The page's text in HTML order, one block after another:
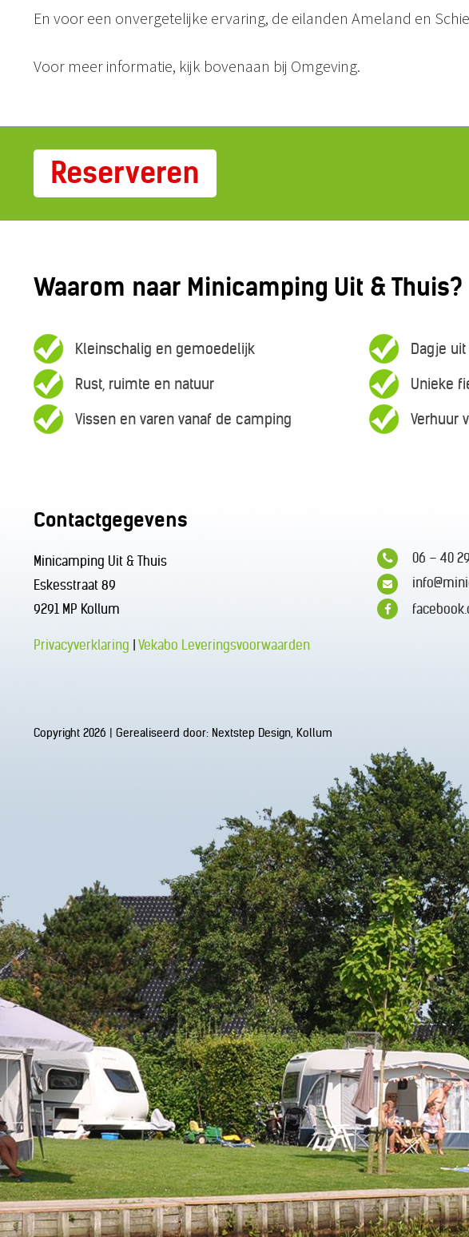
En voor een onvergetelijke ervaring, de eilanden Ameland en
Voor meer informatie, kijk bovenaan bij Omgeving.
Reserveren
Waarom naar Minicamping Uit & Thuis?
Kleinschalig en gemoedelijk Dagje
Rust, ruimte en natuur
Unieke
Vissen en varen vanaf de camping
Verhuur
Contactgegevens
Minicamping Uit & Thuis
Eskesstraat 89
9291 MP Kollum
Privacyverklaring Vekabo Leveringsvoorwaarden
06 – 40
Copyright 2026 | Gerealiseerd door: Nextstep Design, Kollum